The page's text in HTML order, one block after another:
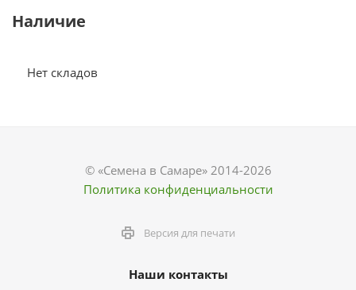
Наличие
Нет складов
© «Семена в Самаре» 2014-2026
Политика конфиденциальности
Версия для печати
Наши контакты